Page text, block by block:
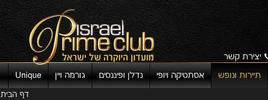
יצירת קשר
תיירות ונופש אסתטיקה ויופי נדלן ופיננסים גורמה ויין
Unique
דף הבית